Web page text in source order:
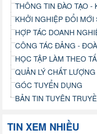
THÔNG TIN ĐÀO TẠO -
KHỞI NGHIỆP ĐỔI MỚI
HỢP TÁC DOANH
CÔNG TÁC ĐẢNG -
HỌC TẬP LÀM THEO
QUẢN LÝ CHẤT
GÓC TUYỂN DỤNG
BẢN TIN TUYÊN
TIN XEM NHIỀU